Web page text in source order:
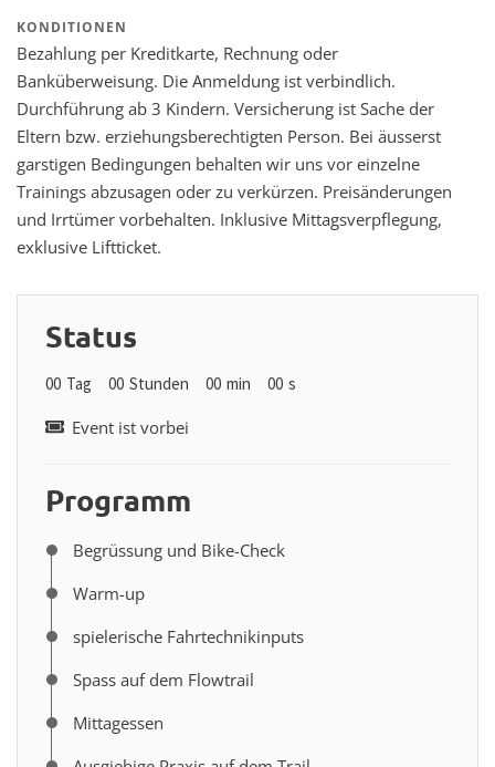
KONDITIONEN
Bezahlung per Kreditkarte, Rechnung oder
Banküberweisung. Die Anmeldung ist verbindlich.
Durchführung ab 3 Kindern. Versicherung ist Sache der
Eltern bzw. erziehungsberechtigten Person. Bei äusserst
garstigen Bedingungen behalten wir uns vor einzelne
Trainings abzusagen oder zu verkürzen. Preisänderungen
und Irrtümer vorbehalten. Inklusive Mittagsverpflegung,
exklusive Liftticket.
Status
00 Tag 00 Stunden 00 min 00 s
Event ist vorbei
Programm
Begrüssung und Bike-Check
Warm-up
spielerische Fahrtechnikinputs
Spass auf dem Flowtrail
Mittagessen